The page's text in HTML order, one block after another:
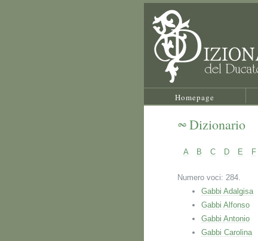
Homepage
Dizionario
A B C D E F
Numero voci: 284.
Gabbi Adalgisa
Gabbi Alfonso
Gabbi Antonio
Gabbi Carolina